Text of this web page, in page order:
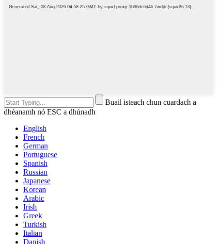
Buail isteach chun cuardach a
dhéanamh nó ESC a dhúnadh
English
French
German
Portuguese
Spanish
Russian
Japanese
Korean
Arabic
Irish
Greek
Turkish
Italian
Danish